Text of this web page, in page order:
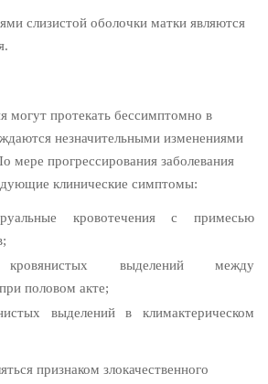
слизистой оболочки матки являются
могут протекать бессимптомно в
незначительными изменениями
мере прогрессирования заболевания
клинические симптомы:
кровотечения с примесью
кровянистых выделений между
половом акте;
выделений в климактерическом
признаком злокачественного